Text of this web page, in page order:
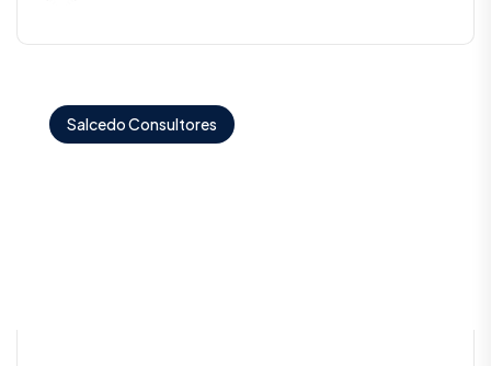
Salcedo Consultores